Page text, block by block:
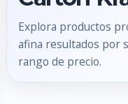
Explora productos
afina resultados por
rango de precio.